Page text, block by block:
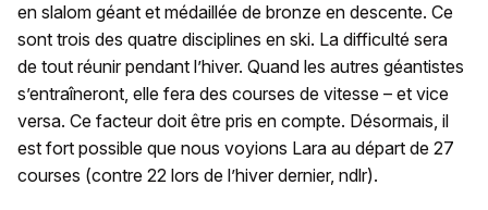
en slalom géant et médaillée de bronze en descente. Ce
sont trois des quatre disciplines en ski. La difficulté sera
de tout réunir pendant l’hiver. Quand les autres géantistes
s’entraîneront, elle fera des courses de vitesse – et vice
versa. Ce facteur doit être pris en compte. Désormais, il
est fort possible que nous voyions Lara au départ de 27
courses (contre 22 lors de l’hiver dernier, ndlr).